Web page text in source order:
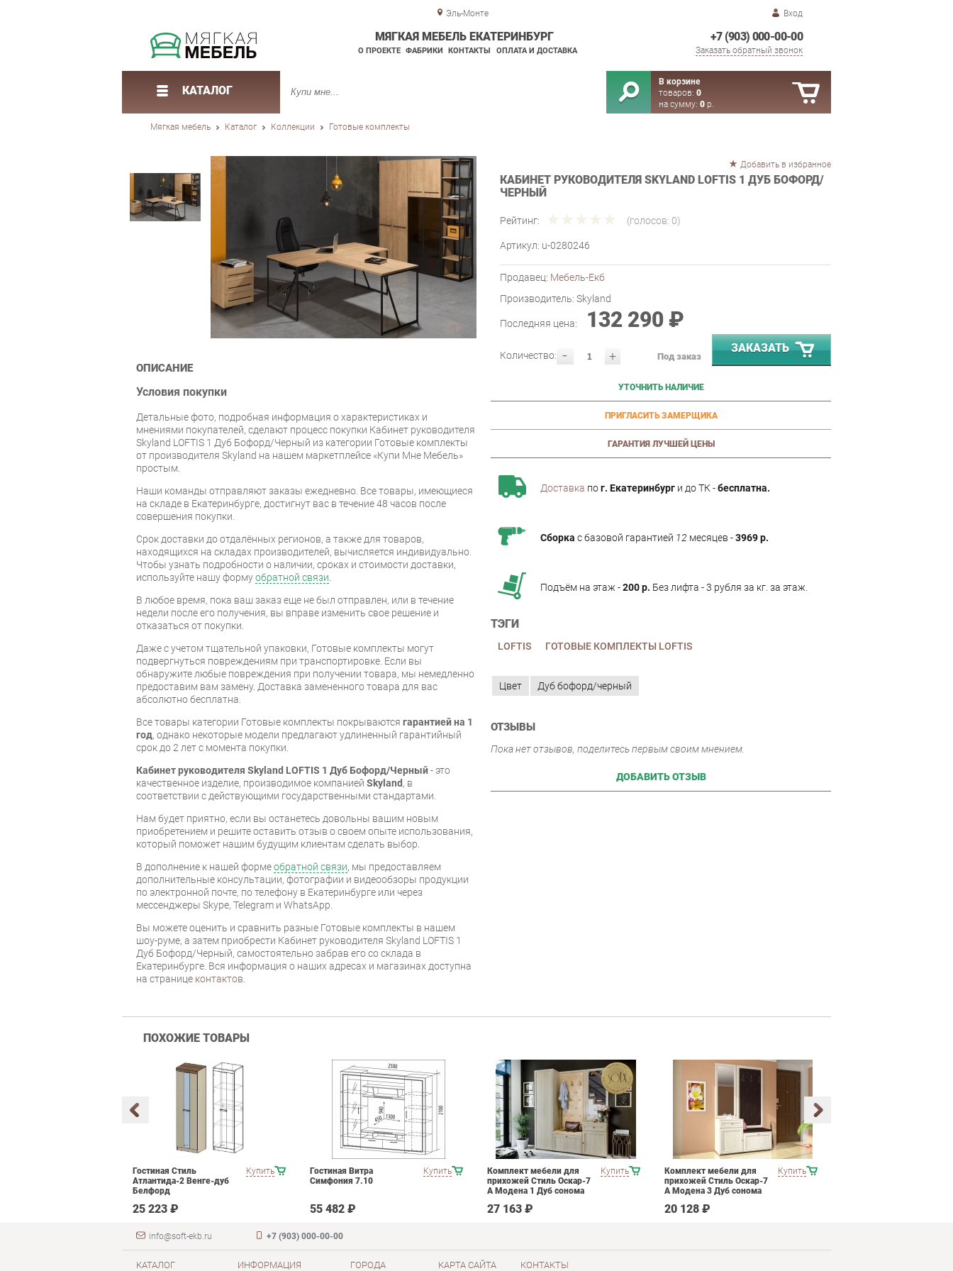
Эль-Монте Вход
+7 (903) 000-00-00
Заказать обратный звонок
МЯГКАЯ МЕБЕЛЬ ЕКАТЕРИНБУРГ
О ПРОЕКТЕ ФАБРИКИ КОНТАКТЫ ОПЛАТА И ДОСТАВКА
КАТАЛОГ
В корзине
товаров: 0
на сумму: 0 р.
Мягкая мебель Каталог Коллекции Готовые комплекты
Добавить в избранное
КАБИНЕТ РУКОВОДИТЕЛЯ SKYLAND LOFTIS 1 ДУБ БОФОРД/
ЧЕРНЫЙ
Рейтинг: (голосов: 0)
Артикул: u-0280246
Продавец: Мебель-Екб
Производитель: Skyland
Последняя цена: 132 290 ₽
- +
Количество: Под заказ
ЗАКАЗАТЬ
УТОЧНИТЬ НАЛИЧИЕ
ПРИГЛАСИТЬ ЗАМЕРЩИКА
ГАРАНТИЯ ЛУЧШЕЙ ЦЕНЫ
Доставка пог. Екатеринбург и до ТК -бесплатна.
Сборка с базовой гарантией 12 месяцев -3969 р.
Подъём на этаж -200 р. Без лифта - 3 рубля за кг. за этаж.
ТЭГИ
LOFTIS ГОТОВЫЕ КОМПЛЕКТЫ LOFTIS
ОПИСАНИЕ
Условия покупки
Детальные фото, подробная информация о характеристиках и
мнениями покупателей, сделают процесс покупки Кабинет руководителя
Skyland LOFTIS 1 Дуб Бофорд/Черный из категории Готовые комплекты
от производителя Skyland на нашем маркетплейсе «Купи Мне Мебель»
простым.
Наши команды отправляют заказы ежедневно. Все товары, имеющиеся
на складе в Екатеринбурге, достигнут вас в течение 48 часов после
совершения покупки.
Срок доставки до отдалённых регионов, а также для товаров,
находящихся на складах производителей, вычисляется индивидуально.
Чтобы узнать подробности о наличии, сроках и стоимости доставки,
используйте нашу формуобратной связи
В любое время, пока ваш заказ еще не был отправлен, или в течение
недели после его получения, вы вправе изменить свое решение и
отказаться от покупки.
Даже с учетом тщательной упаковки, Готовые комплекты могут
подвергнуться повреждениям при транспортировке. Если вы
обнаружите любые повреждения при получении товара, мы немедленно
предоставим вам замену. Доставка замененного товара для вас
абсолютно бесплатна.
Все товары категории Готовые комплекты покрываются гарантией на 1
год, однако некоторые модели предлагают удлиненный гарантийный
срок до 2 лет с момента покупки.
Кабинет руководителя Skyland LOFTIS 1 Дуб Бофорд/Черный- это
качественное изделие, производимое компанией Skyland, в
соответствии с действующими государственными стандартами.
Нам будет приятно, если вы останетесь довольны вашим новым
приобретением и решите оставить отзыв о своем опыте использования,
который поможет нашим будущим клиентам сделать выбор.
В дополнение к нашей формеобратной связи, мы предоставляем
дополнительные консультации, фотографии и видеообзоры продукции
по электронной почте, по телефону в Екатеринбурге или через
мессенджеры Skype, Telegram и WhatsApp.
Вы можете оценить и сравнить разные Готовые комплекты в нашем
шоу-руме, а затем приобрести Кабинет руководителя Skyland LOFTIS 1
Дуб Бофорд/Черный, самостоятельно забрав его со склада в
Екатеринбурге. Вся информация о наших адресах и магазинах доступна
на странице контактов
Цвет Дуб бофорд/черный
ОТЗЫВЫ
Пока нет отзывов, поделитесь первым своим мнением.
ДОБАВИТЬ ОТЗЫВ
ПОХОЖИЕ ТОВАРЫ
Купить
Гостиная Стиль
Атлантида-2 Венге-дуб
Белфорд
25 223 ₽
Купить
Гостиная Витра
Симфония 7.10
55 482 ₽
Купить
Комплект мебели для
прихожей Стиль Оскар-7
А Модена 1 Дуб сонома
27 163 ₽
Купить
Комплект мебели для
прихожей Стиль Оскар-7
А Модена 3 Дуб сонома
20 128 ₽
info@soft-ekb.ru +7 (903) 000-00-00
КАТАЛОГ ИНФОРМАЦИЯ ГОРОДА КАРТА САЙТА КОНТАКТЫ